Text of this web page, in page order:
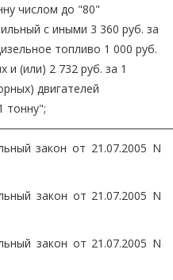
числом до "80"
с иными 3 360 руб. за
топливо 1 000 руб.
и (или) 2 732 руб. за 1
двигателей
тонну";
закон от 21.07.2005 N
закон от 21.07.2005 N
закон от 21.07.2005 N